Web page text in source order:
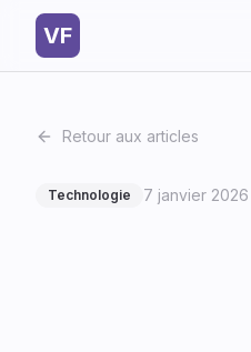
VF
Retour aux articles
Technologie 7 janvier 2026